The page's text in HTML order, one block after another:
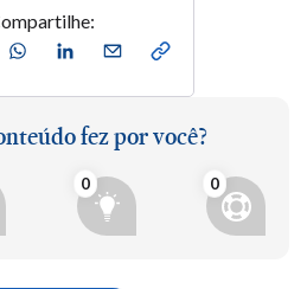
fez por você?
0 0